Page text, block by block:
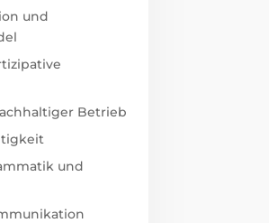
und
Betrieb
und